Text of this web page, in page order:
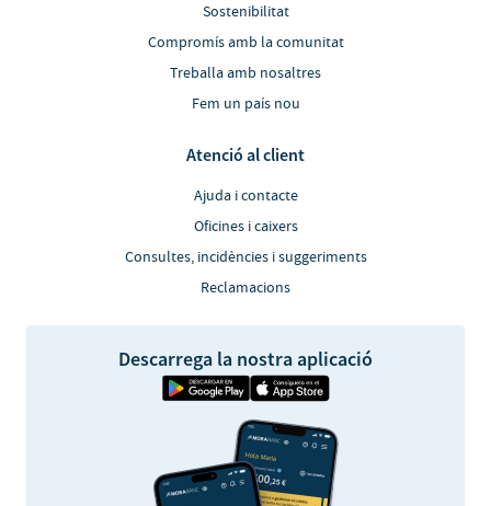
Sostenibilitat
Compromís amb la comunitat
Treballa amb nosaltres
Fem un país nou
Atenció al client
Ajuda i contacte
Oficines i caixers
Consultes, incidències i suggeriments
Reclamacions
Descarrega la nostra aplicació